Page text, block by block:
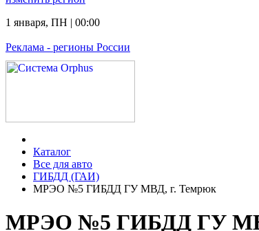
1 января, ПН | 00:00
Реклама - регионы России
Каталог
Все для авто
ГИБДД (ГАИ)
МРЭО №5 ГИБДД ГУ МВД, г. Темрюк
МРЭО №5 ГИБДД ГУ